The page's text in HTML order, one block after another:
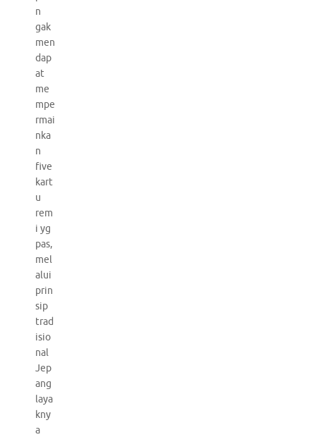
n
gak
men
dap
at
me
mpe
rmai
nka
n
five
kart
u
rem
i yg
pas,
mel
alui
prin
sip
trad
isio
nal
Jep
ang
laya
kny
a